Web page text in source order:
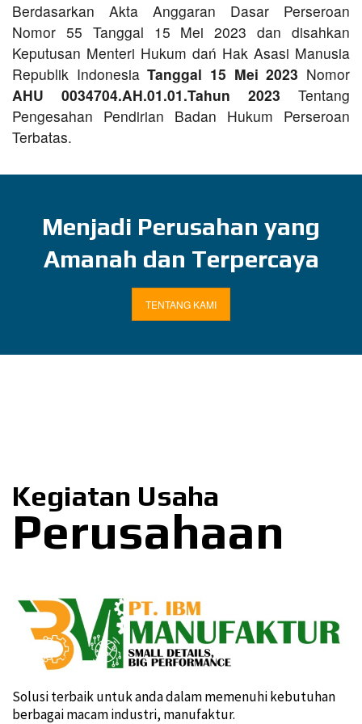
Berdasarkan Akta Anggaran Dasar Perseroan
Nomor 55 Tanggal 15 Mei 2023 dan disahkan
Keputusan Menteri Hukum dań Hak Asasi Manusia
Republik IndonesiaTanggal 15 Mei 2023 Nomor
AHU 0034704.AH.01.01.Tahun 2023 Tentang
Pengesahan Pendirian Badan Hukum Perseroan
Terbatas.
Menjadi Perusahan yang
Amanah dan Terpercaya
TENTANG KAMI
Kegiatan Usaha
Perusahaan
Solusi terbaik untuk anda dalam memenuhi kebutuhan
berbagai macam industri, manufaktur.